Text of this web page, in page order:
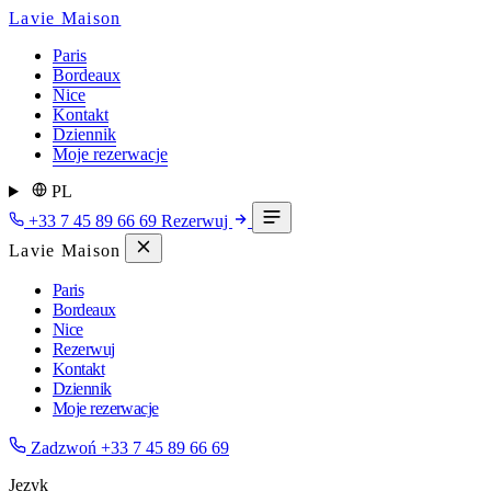
Lavie Maison
Paris
Bordeaux
Nice
Kontakt
Dziennik
Moje rezerwacje
PL
+33 7 45 89 66 69 Rezerwuj
Lavie Maison
Paris
Bordeaux
Nice
Rezerwuj
Kontakt
Dziennik
Moje rezerwacje
Zadzwoń +33 7 45 89 66 69
Język